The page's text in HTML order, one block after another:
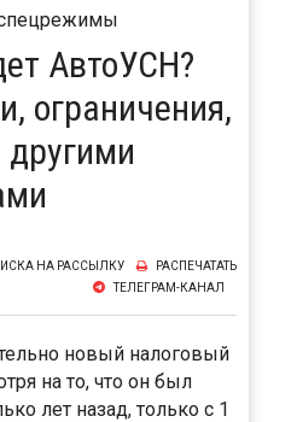
АвтоУСН?
ограничения,
РАСПЕЧАТАТЬ
НА РАССЫЛКУ
ТЕЛЕГРАМ-КАНАЛ
новый налоговый
на то, что он был
лет назад, только с 1